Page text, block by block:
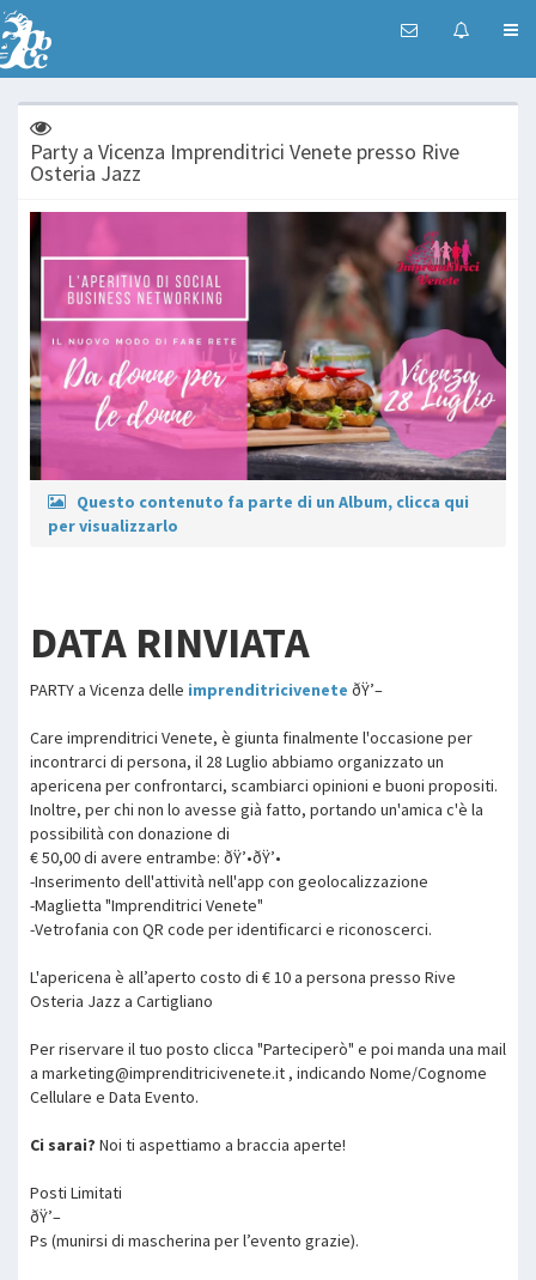
Party a Vicenza Imprenditrici Venete presso Rive
Osteria Jazz
Questo contenuto fa parte di un Album, clicca qui
per visualizzarlo
DATA RINVIATA
PARTY a Vicenza delle imprenditricivenete ðŸ’–
Care imprenditrici Venete, è giunta finalmente l'occasione per
incontrarci di persona, il 28 Luglio abbiamo organizzato un
apericena per confrontarci, scambiarci opinioni e buoni propositi.
Inoltre, per chi non lo avesse già fatto, portando un'amica c'è la
possibilità con donazione di
€ 50,00 di avere entrambe: ðŸ’•ðŸ’•
-Inserimento dell'attività nell'app con geolocalizzazione
-Maglietta "Imprenditrici Venete"
-Vetrofania con QR code per identificarci e riconoscerci.
L'apericena è all’aperto costo di € 10 a persona presso Rive
Osteria Jazz a Cartigliano
Per riservare il tuo posto clicca "Parteciperò" e poi manda una mail
a marketing@imprenditricivenete.it , indicando Nome/Cognome
Cellulare e Data Evento.
Ci sarai? Noi ti aspettiamo a braccia aperte!
Posti Limitati
ðŸ’–
Ps (munirsi di mascherina per l’evento grazie).